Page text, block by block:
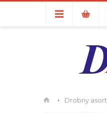
Drobny